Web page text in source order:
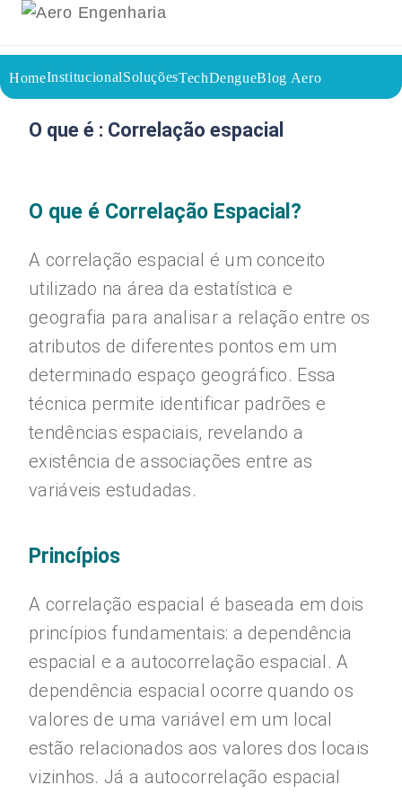
HomeInstitucionalSoluçõesTechDengueBlog Aero
26/07/2023
Voltar a página inicial do blog
O que é : Correlação espacial
O que é Correlação Espacial?
A correlação espacial é um conceito
utilizado na área da estatística e
geografia para analisar a relação entre os
atributos de diferentes pontos em um
determinado espaço geográfico. Essa
técnica permite identificar padrões e
tendências espaciais, revelando a
existência de associações entre as
variáveis estudadas.
Princípios
A correlação espacial é baseada em dois
princípios fundamentais: a dependência
espacial e a autocorrelação espacial. A
dependência espacial ocorre quando os
valores de uma variável em um local
estão relacionados aos valores dos locais
vizinhos. Já a autocorrelação espacial